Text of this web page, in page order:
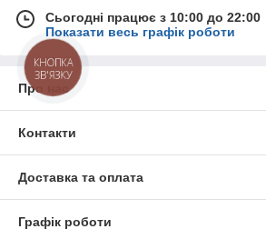
Сьогодні працює з 10:00 до 22:00
Показати весь графік роботи
Про нас
Контакти
Доставка та оплата
Графік роботи
КНОПКА
ЗВ'ЯЗКУ